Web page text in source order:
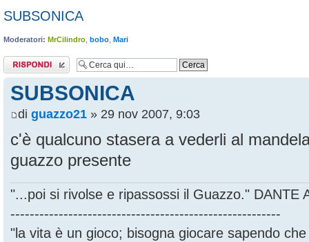
SUBSONICA
Moderatori: MrCilindro bobo Mari
Rispondi al
messaggio
SUBSONICA
di guazzo21 » 29 nov 2007, 9:03
c'è qualcuno stasera a vederli al
guazzo presente
"...poi si rivolse e ripassossi il Guazzo." DANTE
--------------------------------------------------------
"la vita è un gioco; bisogna giocare sapendo